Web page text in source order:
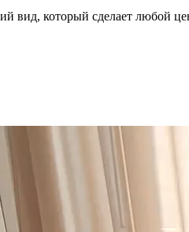
вид, который сделает